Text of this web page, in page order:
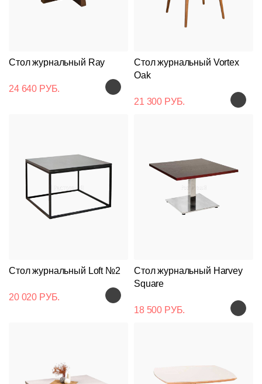
Стол журнальный Ray
24 640 РУБ.
Стол журнальный Vortex
Oak
21 300 РУБ.
Стол журнальный Loft №2
20 020 РУБ.
Стол журнальный Harvey
Square
18 500 РУБ.